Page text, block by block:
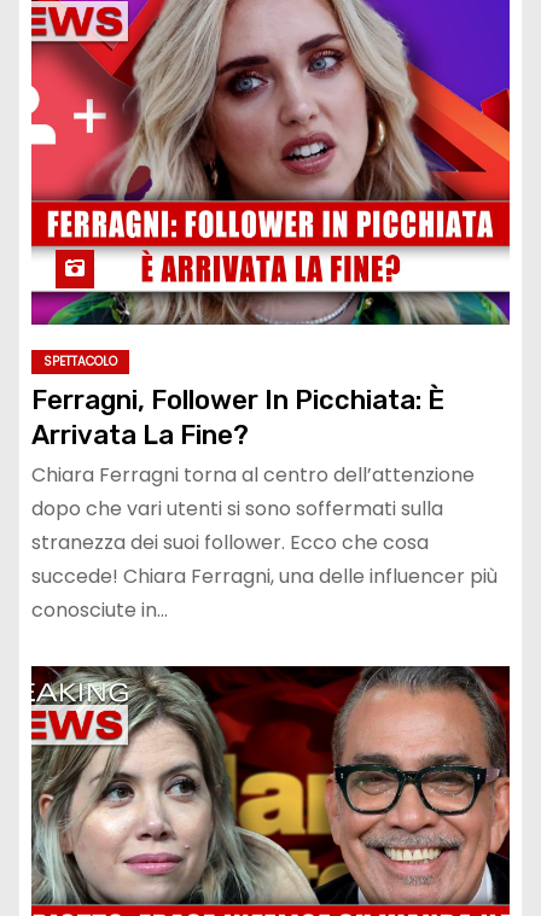
SPETTACOLO
Ferragni, Follower In Picchiata: È
Arrivata La Fine?
Chiara Ferragni torna al centro dell’attenzione
dopo che vari utenti si sono soffermati sulla
stranezza dei suoi follower. Ecco che cosa
succede! Chiara Ferragni, una delle influencer più
conosciute in…